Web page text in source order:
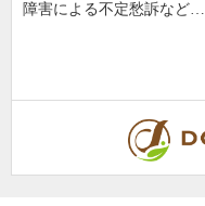
障害による不定愁訴など…